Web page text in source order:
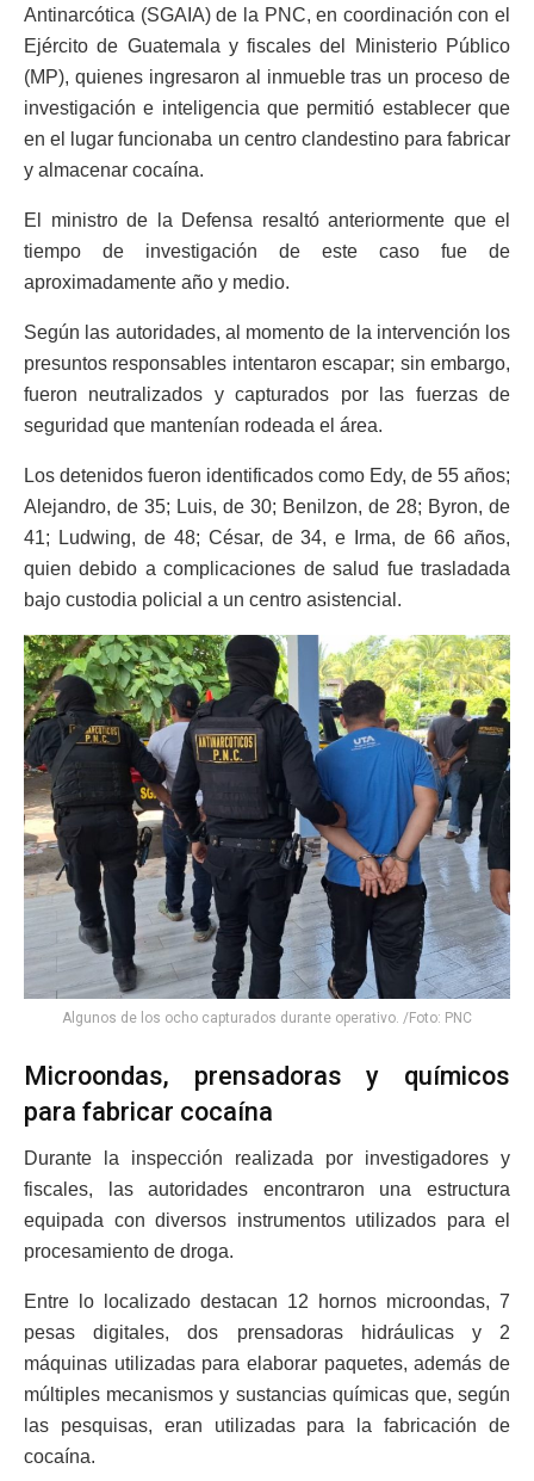
Antinarcótica (SGAIA) de la PNC, en coordinación con el
Ejército de Guatemala y fiscales del Ministerio Público
(MP), quienes ingresaron al inmueble tras un proceso de
investigación e inteligencia que permitió establecer que
en el lugar funcionaba un centro clandestino para fabricar
y almacenar cocaína.
El ministro de la Defensa resaltó anteriormente que el
tiempo de investigación de este caso fue de
aproximadamente año y medio.
Según las autoridades, al momento de la intervención los
presuntos responsables intentaron escapar; sin embargo,
fueron neutralizados y capturados por las fuerzas de
seguridad que mantenían rodeada el área.
Los detenidos fueron identificados como Edy, de 55 años;
Alejandro, de 35; Luis, de 30; Benilzon, de 28; Byron, de
41; Ludwing, de 48; César, de 34, e Irma, de 66 años,
quien debido a complicaciones de salud fue trasladada
bajo custodia policial a un centro asistencial.
Algunos de los ocho capturados durante operativo. /Foto: PNC
Microondas, prensadoras y químicos
para fabricar cocaína
Durante la inspección realizada por investigadores y
fiscales, las autoridades encontraron una estructura
equipada con diversos instrumentos utilizados para el
procesamiento de droga.
Entre lo localizado destacan 12 hornos microondas, 7
pesas digitales, dos prensadoras hidráulicas y 2
máquinas utilizadas para elaborar paquetes, además de
múltiples mecanismos y sustancias químicas que, según
las pesquisas, eran utilizadas para la fabricación de
cocaína.